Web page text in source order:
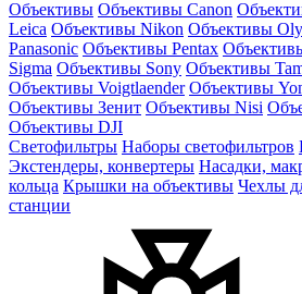
Объективы Объективы Canon
Leica Объективы Nikon Объективы
Panasonic Объективы Pentax
Sigma Объективы Sony Объективы
Объективы Voigtlaender Объективы
Объективы Зенит Объективы Nisi
Объективы DJI
Светофильтры Наборы светофильтров
Экстендеры, конвертеры Насадки,
кольца Крышки на объективы Чехлы
станции